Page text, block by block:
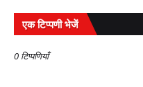
एक टिप्पणी भेजें
0 टिप्पणियाँ